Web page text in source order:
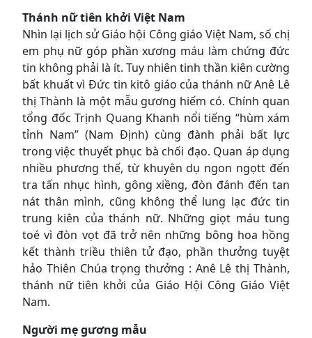
Thánh nữ tiên khởi Việt Nam
Nhìn lại lịch sử Giáo hội Công giáo Việt Nam, số chị
em phụ nữ góp phần xương máu làm chứng đức
tin không phải là ít. Tuy nhiên tinh thần kiên cường
bất khuất vì Đức tin kitô giáo của thánh nữ Anê Lê
thị Thành là một mẫu gương hiếm có. Chính quan
tổng đốc Trịnh Quang Khanh nổi tiếng “hùm xám
tỉnh Nam” (Nam Định) cùng đành phải bất lực
trong việc thuyết phục bà chối đạo. Quan áp dụng
nhiều phương thế, từ khuyên dụ ngon ngọtt đến
tra tấn nhục hình, gông xiềng, đòn đánh đến tan
nát thân mình, cũng không thể lung lạc đức tin
trung kiên của thánh nữ. Những giọt máu tung
toé vì đòn vọt đã trở nên những bông hoa hồng
kết thành triều thiên tử đạo, phần thưởng tuyệt
hảo Thiên Chúa trọng thưởng : Anê Lê thị Thành,
thánh nữ tiên khởi của Giáo Hội Công Giáo Việt
Nam.
Người mẹ gương mẫu